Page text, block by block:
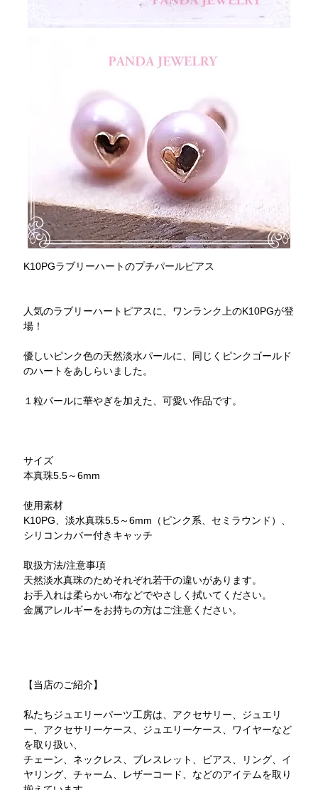
K10PGラブリーハートのプチパールピアス
人気のラブリーハートピアスに、ワンランク上のK10PGが登
場！
優しいピンク色の天然淡水パールに、同じくピンクゴールド
のハートをあしらいました。
１粒パールに華やぎを加えた、可愛い作品です。
サイズ
本真珠5.5～6mm
使用素材
K10PG、淡水真珠5.5～6mm（ピンク系、セミラウンド）、
シリコンカバー付きキャッチ
取扱方法/注意事項
天然淡水真珠のためそれぞれ若干の違いがあります。
お手入れは柔らかい布などでやさしく拭いてください。
金属アレルギーをお持ちの方はご注意ください。
【当店のご紹介】
私たちジュエリーパーツ工房は、アクセサリー、ジュエリ
ー、アクセサリーケース、ジュエリーケース、ワイヤーなど
を取り扱い、
チェーン、ネックレス、ブレスレット、ピアス、リング、イ
ヤリング、チャーム、レザーコード、などのアイテムを取り